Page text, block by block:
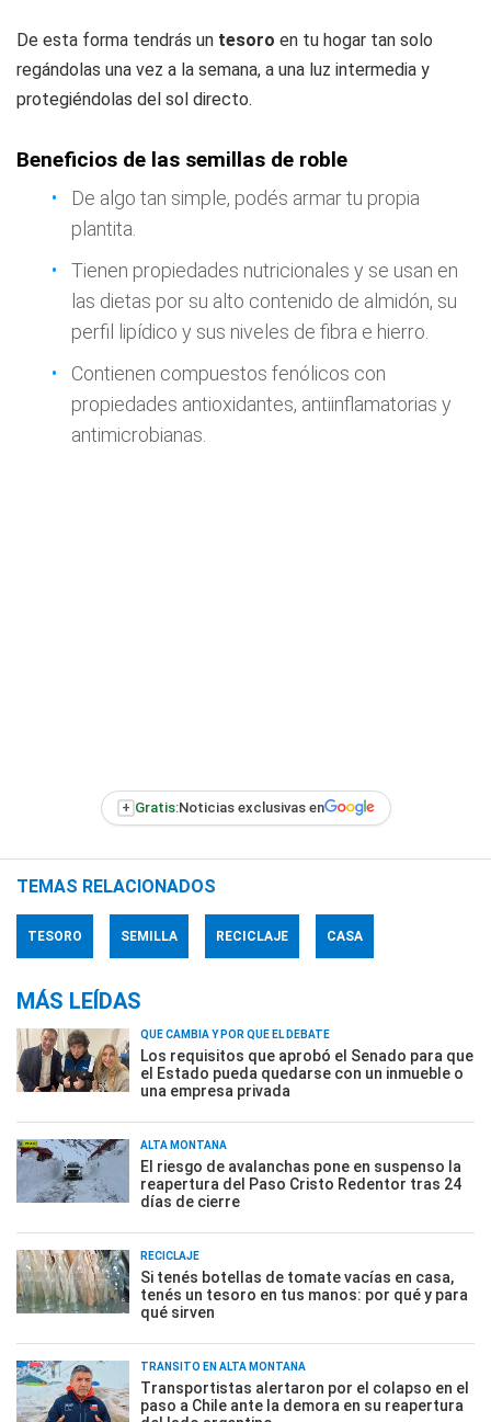
De esta forma tendrás un tesoro en tu hogar tan solo
regándolas una vez a la semana, a una luz intermedia y
protegiéndolas del sol directo.
Beneficios de las semillas de roble
De algo tan simple, podés armar tu propia
plantita.
Tienen propiedades nutricionales y se usan en
las dietas por su alto contenido de almidón, su
perfil lipídico y sus niveles de fibra e hierro.
Contienen compuestos fenólicos con
propiedades antioxidantes, antiinflamatorias y
antimicrobianas.
+ Gratis:Noticias exclusivas en
TEMAS RELACIONADOS
TESORO SEMILLA RECICLAJE CASA
MÁS LEÍDAS
QUÉ CAMBIA Y POR QUÉ EL DEBATE
Los requisitos que aprobó el Senado para que
el Estado pueda quedarse con un inmueble o
una empresa privada
ALTA MONTAÑA
El riesgo de avalanchas pone en suspenso la
reapertura del Paso Cristo Redentor tras 24
días de cierre
RECICLAJE
Si tenés botellas de tomate vacías en casa,
tenés un tesoro en tus manos: por qué y para
qué sirven
TRÁNSITO EN ALTA MONTAÑA
Transportistas alertaron por el colapso en el
paso a Chile ante la demora en su reapertura